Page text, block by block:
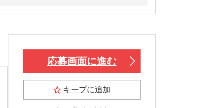
応募画面に進む
キープに追加